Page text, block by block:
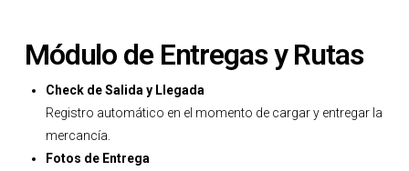
Módulo de Entregas y Rutas
Check de Salida y Llegada
Registro automático en el momento de cargar y entregar la
mercancía.
Fotos de Entrega